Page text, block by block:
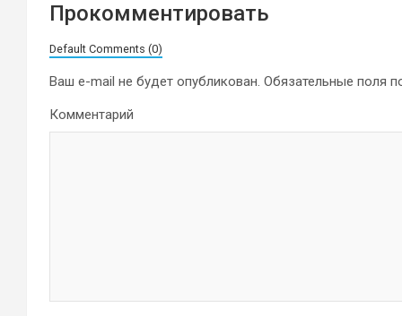
Прокомментировать
Default Comments (0)
Ваш e-mail не будет опубликован. Обязательные поля
Комментарий